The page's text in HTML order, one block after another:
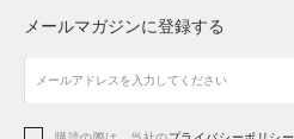
アクセサリー
アクセサリー
シューズ
メールマガジンに登録する